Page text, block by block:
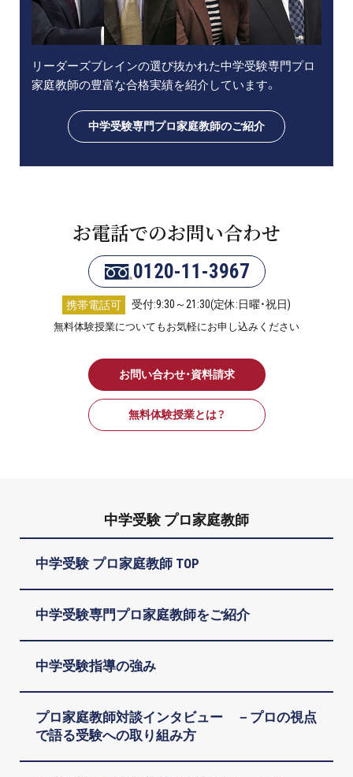
リーダーズブレインの選び抜かれた中学受験専門プロ
家庭教師の豊富な合格実績を紹介しています。
中学受験専門プロ家庭教師のご紹介
お電話でのお問い合わせ
0120-11-3967
携帯電話可 受付:9:30～21:30(定休:日曜・祝日)
無料体験授業についてもお気軽にお申し込みください
お問い合わせ・資料請求
無料体験授業とは？
中学受験 プロ家庭教師
中学受験 プロ家庭教師 TOP
中学受験専門プロ家庭教師をご紹介
中学受験指導の強み
プロ家庭教師対談インタビュー －プロの視点
で語る受験への取り組み方